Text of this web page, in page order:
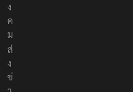
ง
ค
ม
ส่
ง
ข่